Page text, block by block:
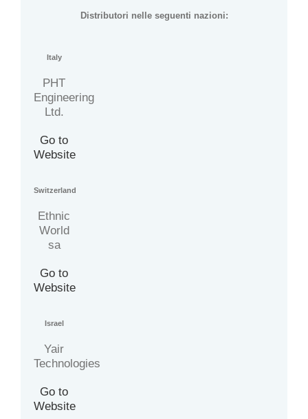
Distributori nelle seguenti nazioni:
Italy
PHT
Engineering
Ltd.
Go to
Website
Switzerland
Ethnic
World
sa
Go to
Website
Israel
Yair
Technologies
Go to
Website